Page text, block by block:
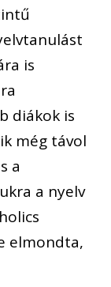
is
diákok is
még távol
a
a nyelv
elmondta,